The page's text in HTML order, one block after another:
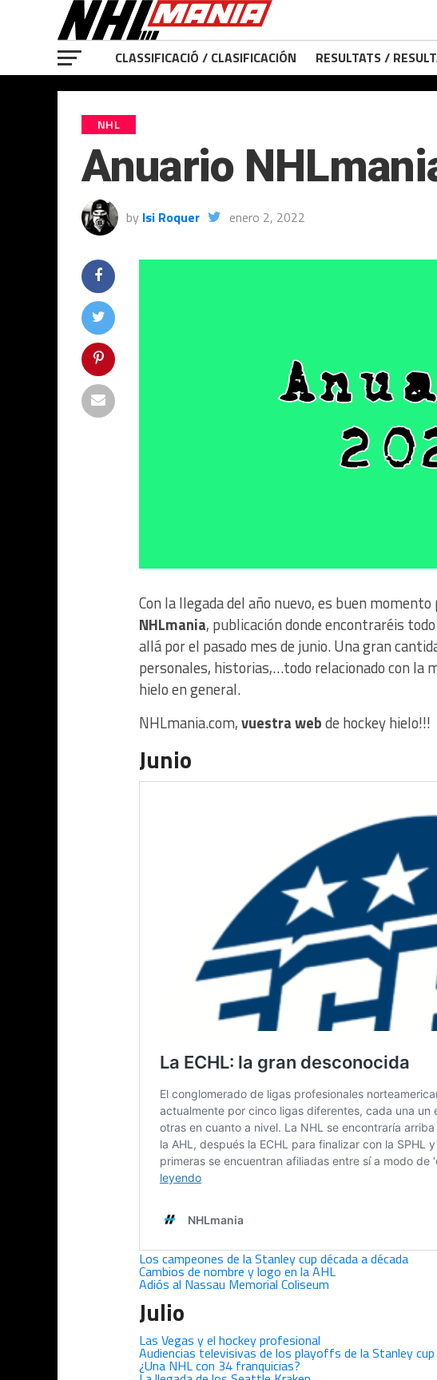
CLASSIFICACIÓ / CLASIFICACIÓN RESULTATS /
NHL
Anuario
by Isi Roquer enero 2, 2022
Con la llegada del año nuevo, es buen
NHLmania, publicación donde encontraréis
allá por el pasado mes de junio. Una gran
personales, historias,…todo relacionado con la
hielo en general.
NHLmania.com,vuestra webde hockey hielo!!!
Junio
Los campeones de la Stanley cup década a década
Cambios de nombre y logo en la AHL
Adiós al Nassau Memorial Coliseum
Julio
Las Vegas y el hockey profesional
Audiencias televisivas de los playoffs de la Stanley
¿Una NHL con 34 franquicias?